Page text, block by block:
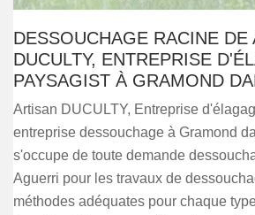
DESSOUCHAGE RACINE DE
DUCULTY, ENTREPRISE
PAYSAGIST À GRAMOND
Artisan DUCULTY, Entreprise
entreprise dessouchage à Gramond
s'occupe de toute demande
Aguerri pour les travaux de
méthodes adéquates pour chaque